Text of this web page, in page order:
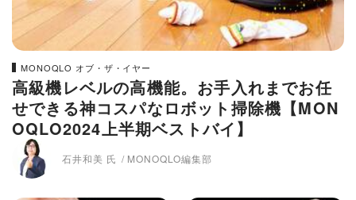
MONOQLO オブ・ザ・イヤー
高級機レベルの高機能。お手入れまでお任
せできる神コスパなロボット掃除機【MON
OQLO2024上半期ベストバイ】
石井和美 氏 MONOQLO編集部